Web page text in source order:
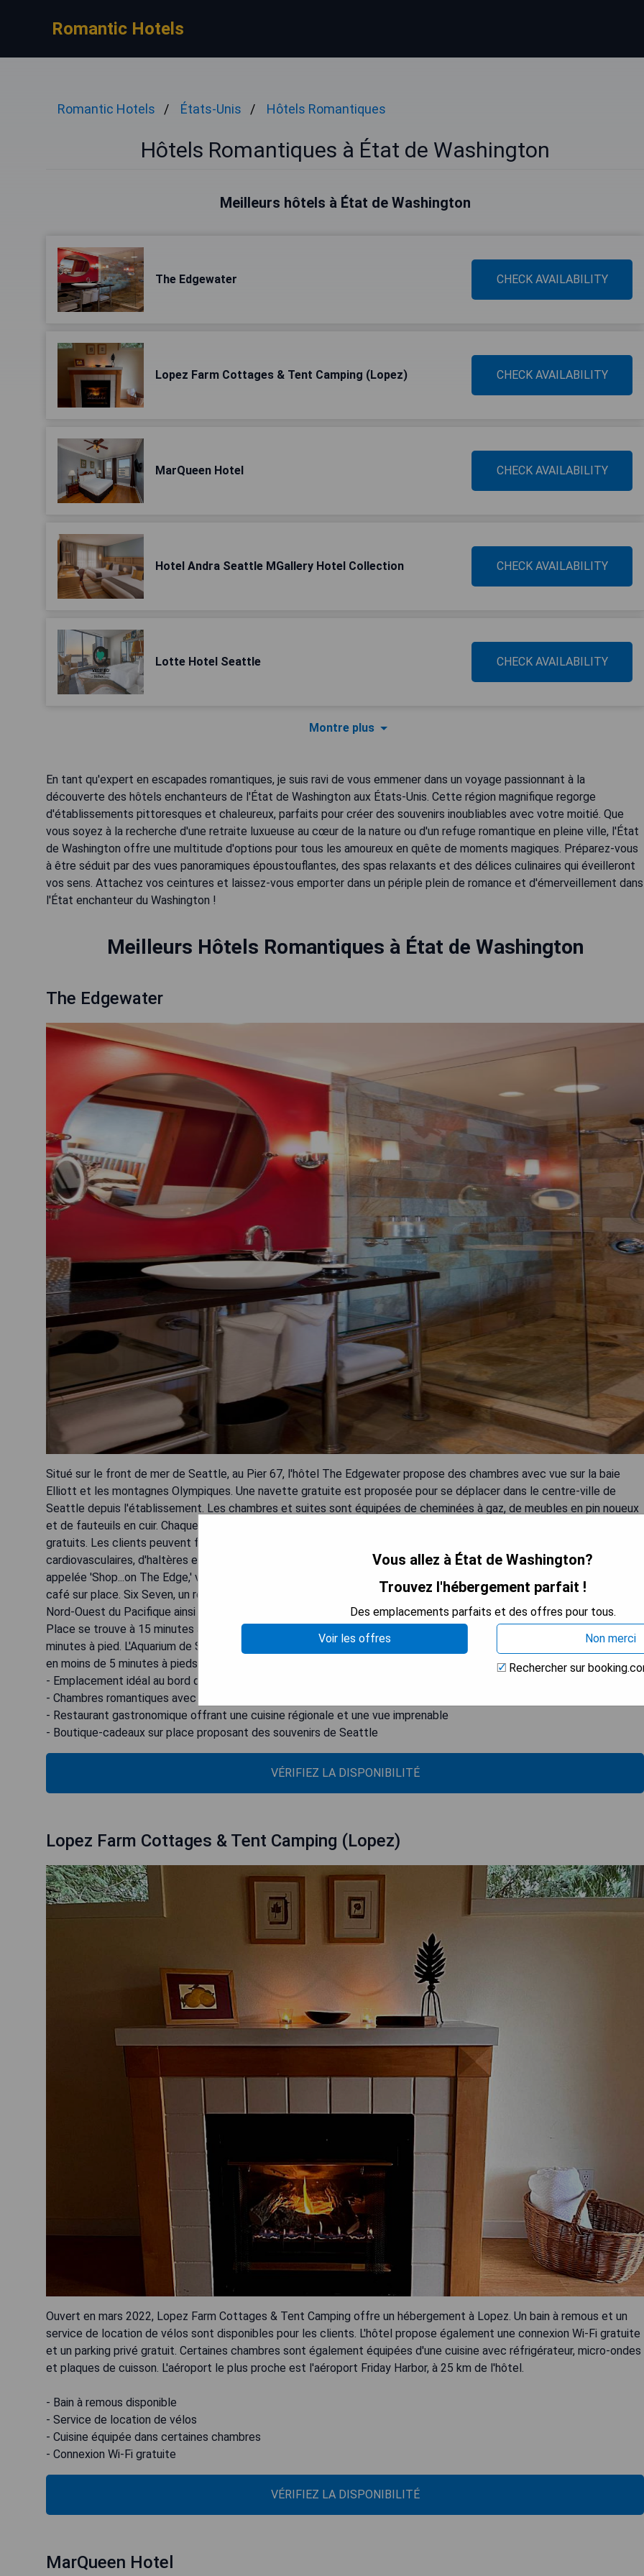
Romantic Hotels
Romantic Hotels États-Unis Hôtels Romantiques
Hôtels Romantiques à État de Washington
Meilleurs hôtels à État de Washington
The Edgewater CHECK AVAILABILITY
Lopez Farm Cottages & Tent Camping (Lopez) CHECK AVAILABILITY
MarQueen Hotel CHECK AVAILABILITY
Hotel Andra Seattle MGallery Hotel Collection CHECK AVAILABILITY
Lotte Hotel Seattle CHECK AVAILABILITY
Montre plus
En tant qu'expert en escapades romantiques, je suis ravi de vous emmener dans un voyage passionnant à la
découverte des hôtels enchanteurs de l'État de Washington aux États-Unis. Cette région magnifique regorge
d'établissements pittoresques et chaleureux, parfaits pour créer des souvenirs inoubliables avec votre moitié. Que
vous soyez à la recherche d'une retraite luxueuse au cœur de la nature ou d'un refuge romantique en pleine ville, l'État
de Washington offre une multitude d'options pour tous les amoureux en quête de moments magiques. Préparez-vous
à être séduit par des vues panoramiques époustouflantes, des spas relaxants et des délices culinaires qui éveilleront
vos sens. Attachez vos ceintures et laissez-vous emporter dans un périple plein de romance et d'émerveillement dans
l'État enchanteur du Washington !
Meilleurs Hôtels Romantiques à État de Washington
The Edgewater
Situé sur le front de mer de Seattle, au Pier 67, l'hôtel The Edgewater propose des chambres avec vue sur la baie
Elliott et les montagnes Olympiques. Une navette gratuite est proposée pour se déplacer dans le centre-ville de
Seattle depuis l'établissement. Les chambres et suites sont équipées de cheminées à gaz, de meubles en pin noueux
et de fauteuils en cuir. Chaque chambre dispose d'une salle de bains spa européenne avec des articles de toilette
gratuits. Les clients peuvent faire leur exercice quotidien dans le centre fitness sur place, équipé d'appareils
cardiovasculaires, d'haltères et d'autres équipements d'exercice supplémentaires. La boutique-cadeaux sur place,
appelée 'Shop...on The Edge,' vend différents souvenirs et objets de collection liés à Seattle et comprend un bar à
café sur place. Six Seven, un restaurant gastronomique, est situé sur place et propose une cuisine saisonnière du
Nord-Ouest du Pacifique ainsi que des vues sur la baie Puget Sound and les montagnes environnantes. Le marché Pike
Place se trouve à 15 minutes à pied de l'hôtel The Edgewater Hotel tandis que la Space Needle est accessible en 20
minutes à pied. L'Aquarium de Seattle se trouve à 1,6 km alors que le terminal ferry pour Victoria Clipper est accessible
en moins de 5 minutes à pieds depuis l'hôtel. L'aéroport international SeaTac se trouve quant à lui à environ 23 km.
- Emplacement idéal au bord du front de mer avec vue spectaculaire
- Chambres romantiques avec cheminée
- Restaurant gastronomique offrant une cuisine régionale et une vue imprenable
- Boutique-cadeaux sur place proposant des souvenirs de Seattle
VÉRIFIEZ LA DISPONIBILITÉ
Lopez Farm Cottages & Tent Camping (Lopez)
Ouvert en mars 2022, Lopez Farm Cottages & Tent Camping offre un hébergement à Lopez. Un bain à remous et un
service de location de vélos sont disponibles pour les clients. L'hôtel propose également une connexion Wi-Fi gratuite
et un parking privé gratuit. Certaines chambres sont également équipées d'une cuisine avec réfrigérateur, micro-ondes
et plaques de cuisson. L'aéroport le plus proche est l'aéroport Friday Harbor, à 25 km de l'hôtel.
- Bain à remous disponible
- Service de location de vélos
- Cuisine équipée dans certaines chambres
- Connexion Wi-Fi gratuite
VÉRIFIEZ LA DISPONIBILITÉ
MarQueen Hotel
Vous allez à État de Washington?
Trouvez l'hébergement parfait !
Des emplacements parfaits et des offres pour tous.
Voir les offres
Non merci
Rechercher sur